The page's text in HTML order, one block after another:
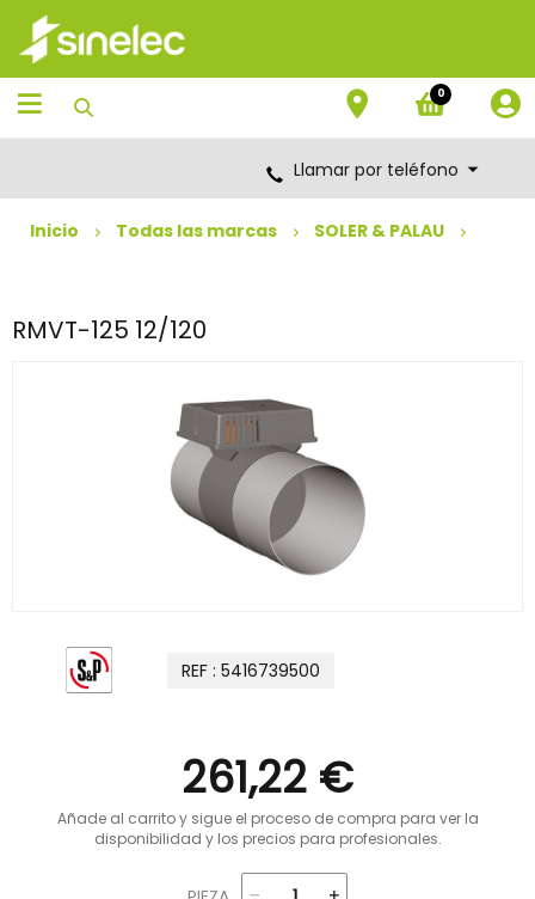
Saltar
contenido
Saltar
menú
de
navegación
0
Llamar por teléfono
Inicio Todas las marcas SOLER & PALAU
RMVT-125 12/120
REF : 5416739500
261,22 €
Añade al carrito y sigue el proceso de compra para ver la
disponibilidad y los precios para profesionales.